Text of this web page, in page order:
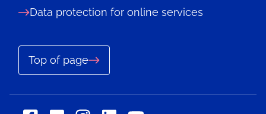
Data protection for online services
Top of page